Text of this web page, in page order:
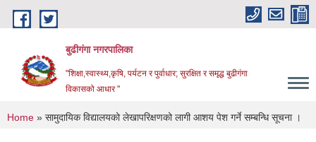
Skip to main content
बुढीगंगा नगरपालिका
"शिक्षा,स्वास्थ्य,कृषि, पर्यटन र पुर्वाधार; सुरक्षित र समृद्ध बुढीगंगा
विकासको आधार "
You are here
Home » सामुदायिक विद्यालयको लेखापरिक्षणको लागी आशय पेश गर्ने सम्बन्धि सूचना ।